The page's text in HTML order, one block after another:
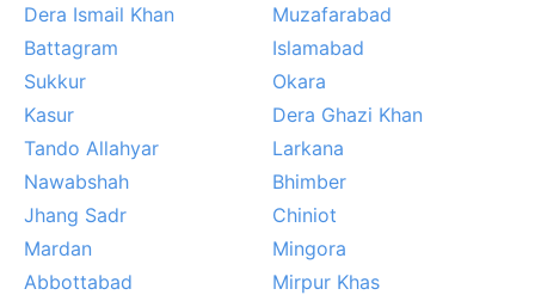
Dera Ismail Khan
Muzafarabad
Battagram
Islamabad
Sukkur
Okara
Kasur
Dera Ghazi Khan
Tando Allahyar
Larkana
Nawabshah
Bhimber
Jhang Sadr
Chiniot
Mardan
Mingora
Abbottabad
Mirpur Khas